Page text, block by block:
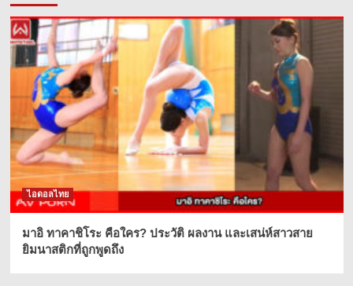
ไอดอลไทย
มาอิ ทาคาชิโระ คือใคร? ประวัติ ผลงาน และเสน่ห์สาวสาย
ยิมนาสติกที่ถูกพูดถึง